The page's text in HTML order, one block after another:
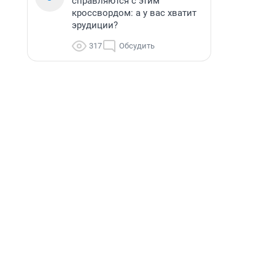
кроссвордом: а у вас хватит
эрудиции?
317 Обсудить